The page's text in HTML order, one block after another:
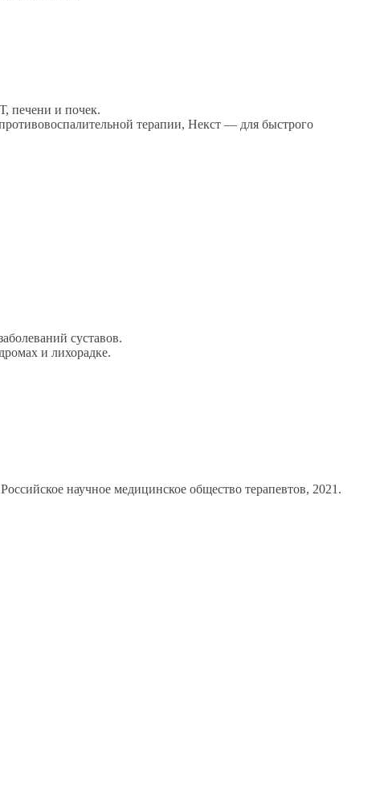
печени и почек.
терапии, Некст — для быстрого
суставов.
и лихорадке.
научное медицинское общество терапевтов, 2021.